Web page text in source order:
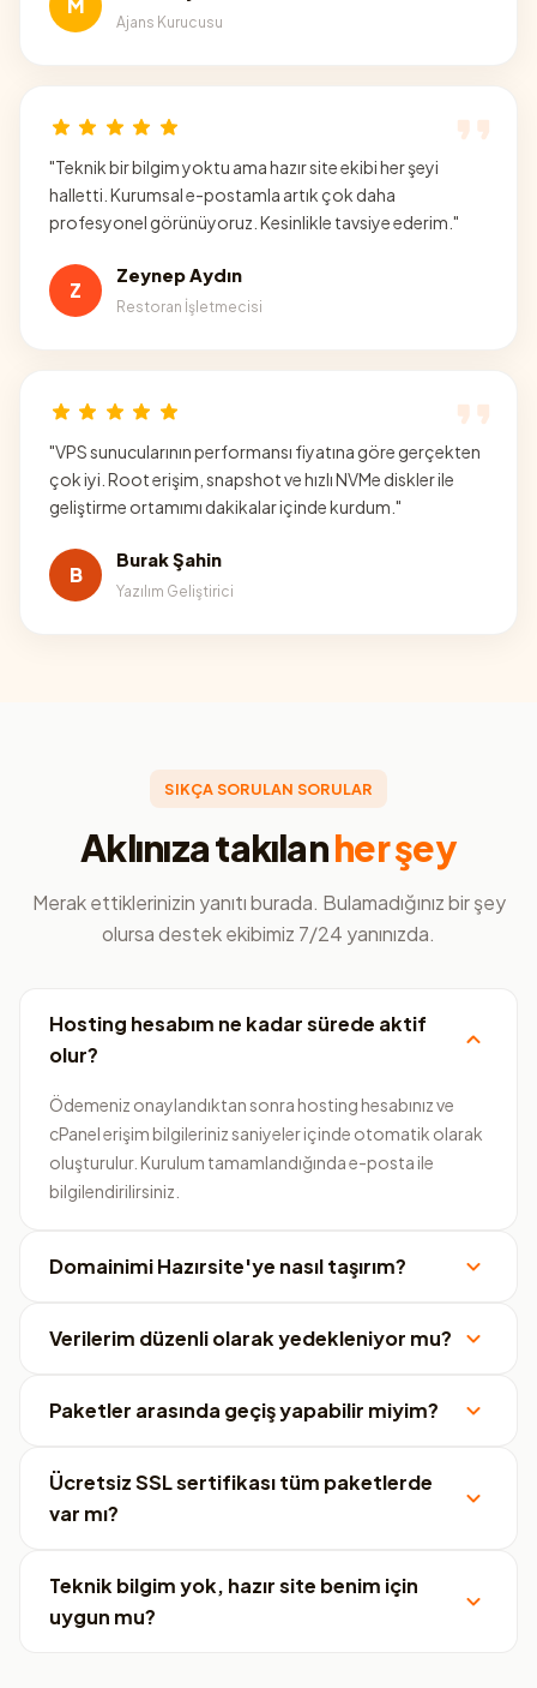
M
Ajans Kurucusu
"Teknik bir bilgim yoktu ama hazır site ekibi her şeyi
halletti. Kurumsal e-postamla artık çok daha
profesyonel görünüyoruz. Kesinlikle tavsiye ederim. "
Z
Zeynep Aydın
Restoran İşletmecisi
"VPS sunucularının performansı fiyatına göre gerçekten
çok iyi. Root erişim, snapshot ve hızlı NVMe diskler ile
geliştirme ortamımı dakikalar içinde kurdum. "
B
Burak Şahin
Yazılım Geliştirici
SIKÇA SORULAN SORULAR
Aklınıza takılanher şey
Merak ettiklerinizin yanıtı burada. Bulamadığınız bir şey
olursa destek ekibimiz 7/24 yanınızda.
Hosting hesabım ne kadar sürede aktif
olur?
Ödemeniz onaylandıktan sonra hosting hesabınız ve
cPanel erişim bilgileriniz saniyeler içinde otomatik olarak
oluşturulur. Kurulum tamamlandığında e-posta ile
bilgilendirilirsiniz.
Domainimi Hazırsite'ye nasıl taşırım?
Verilerim düzenli olarak yedekleniyor mu?
Paketler arasında geçiş yapabilir miyim?
Ücretsiz SSL sertifikası tüm paketlerde
var mı?
Teknik bilgim yok, hazır site benim için
uygun mu?